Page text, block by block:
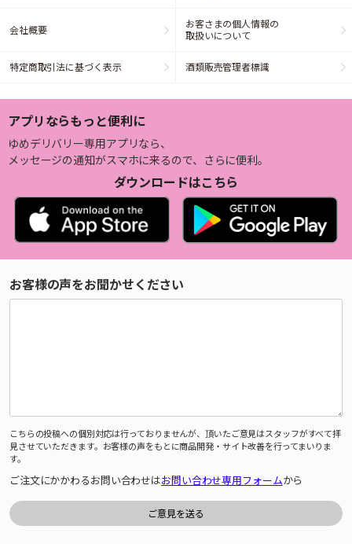
会社概要
お客さまの個人情報の
取扱いについて
特定商取引法に基づく表示 酒類販売管理者標識
アプリならもっと便利に
ゆめデリバリー専用アプリなら、
メッセージの通知がスマホに来るので、さらに便利。
ダウンロードはこちら
お客様の声をお聞かせください
こちらの投稿への個別対応は行っておりませんが、頂いたご意見はスタッフがすべて拝
見させていただきます。お客様の声をもとに商品開発・サイト改善を行ってまいりま
す。
ご注文にかかわるお問い合わせはお問い合わせ専用フォームから